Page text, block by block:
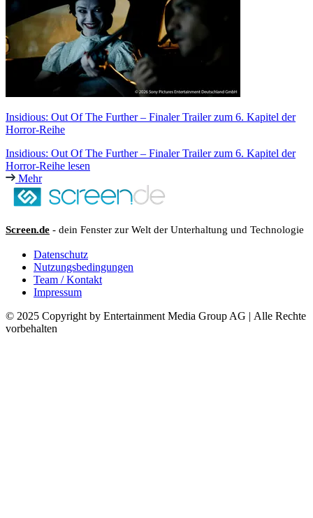
Insidious: Out Of The Further – Finaler Trailer zum 6. Kapitel der
Horror-Reihe
Insidious: Out Of The Further – Finaler Trailer zum 6. Kapitel der
Horror-Reihe lesen
Mehr
Screen.de - dein Fenster zur Welt der Unterhaltung und Technologie
Datenschutz
Nutzungsbedingungen
Team / Kontakt
Impressum
© 2025 Copyright by Entertainment Media Group AG | Alle Rechte
vorbehalten